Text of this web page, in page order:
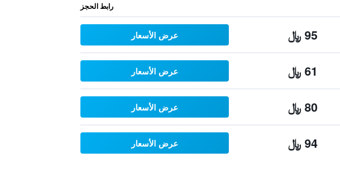
رابط الحجز
95 ﷼ عرض الأسعار
61 ﷼ عرض الأسعار
80 ﷼ عرض الأسعار
94 ﷼ عرض الأسعار